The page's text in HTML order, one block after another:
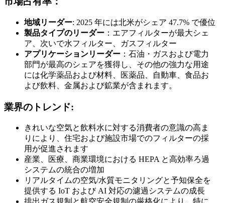
地域リーダー: 2025 年には北米がシェア 47.7% で優位
製品タイプのリーダー ：エアフィルターが最大シェ
ア、次いで水フィルター、ガスフィルター
アプリケーションリーダー ：石油・ガスおよび電力
部門が最高のシェアを獲得し、その他の強力な用途
には化学薬品および材料、医薬品、自動車、食品お
よび飲料、金属および鉱業が含まれます。
業界のトレンド:
きれいな空気と飲料水に対する消費者の意識の高ま
りにより、住宅および施設市場でのフィルターの採
用が促進されます
産業、医療、商業環境における HEPA と高効率ろ過
システムの統合の増加
リアルタイムの空気/水質モニタリングと予知保全を
提供する IoT および AI 対応の濾過システムの成長